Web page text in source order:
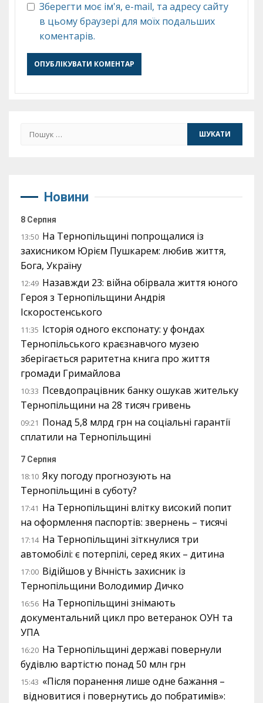
Зберегти моє ім'я, e-mail, та адресу сайту
в цьому браузері для моїх подальших
коментарів.
Пошук:
Новини
8 Серпня
13:50 На Тернопільщині попрощалися із
захисником Юрієм Пушкарем: любив життя,
Бога, Україну
12:49 Назавжди 23: війна обірвала життя юного
Героя з Тернопільщини Андрія
Іскоростенського
11:35 Історія одного експонату: у фондах
Тернопільського краєзнавчого музею
зберігається раритетна книга про життя
громади Гримайлова
10:33 Псевдопрацівник банку ошукав жительку
Тернопільщини на 28 тисяч гривень
09:21 Понад 5,8 млрд грн на соціальні гарантії
сплатили на Тернопільщині
7 Серпня
18:10 Яку погоду прогнозують на
Тернопільщині в суботу?
17:41 На Тернопільщині влітку високий попит
на оформлення паспортів: звернень – тисячі
17:14 На Тернопільщині зіткнулися три
автомобілі: є потерпілі, серед яких – дитина
17:00 Відійшов у Вічність захисник із
Тернопільщини Володимир Дичко
16:56 На Тернопільщині знімають
документальний цикл про ветеранок ОУН та
УПА
16:20 На Тернопільщині державі повернули
будівлю вартістю понад 50 млн грн
15:43 «Після поранення лише одне бажання –
відновитися і повернутись до побратимів»: